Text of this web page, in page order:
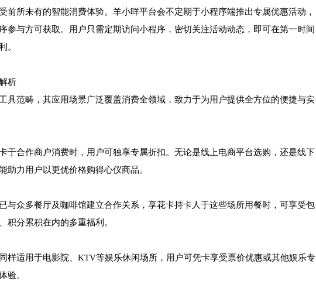
前所未有的智能消费体验。羊小咩平台会不定期于小程序端推出专属优惠活动，
参与方可获取。用户只需定期访问小程序，密切关注活动动态，即可在第一时间
。
析
具范畴，其应用场景广泛覆盖消费全领域，致力于为用户提供全方位的便捷与实
于合作商户消费时，用户可独享专属折扣。无论是线上电商平台选购，还是线下
助力用户以更优价格购得心仪商品。
与众多餐厅及咖啡馆建立合作关系，享花卡持卡人于这些场所用餐时，可享受包
积分累积在内的多重福利。
样适用于电影院、KTV等娱乐休闲场所，用户可凭卡享受票价优惠或其他娱乐专
验。